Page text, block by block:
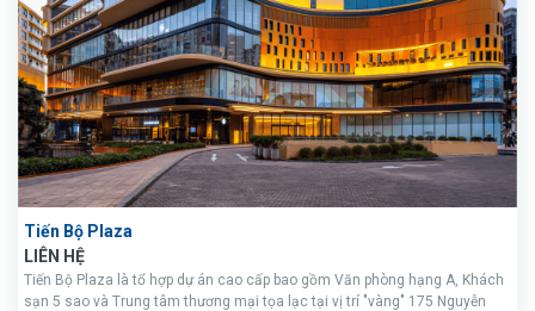
Tiến Bộ Plaza
LIÊN HỆ
Tiến Bộ Plaza là tổ hợp dự án cao cấp bao gồm Văn phòng hạng A, Khách
sạn 5 sao và Trung tâm thương mại tọa lạc tại vị trí "vàng" 175 Nguyễn